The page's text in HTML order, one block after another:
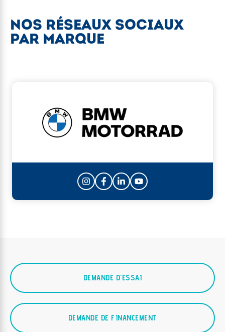
NOS RÉSEAUX SOCIAUX
PAR MARQUE
DEMANDE D'ESSAI
DEMANDE DE FINANCEMENT